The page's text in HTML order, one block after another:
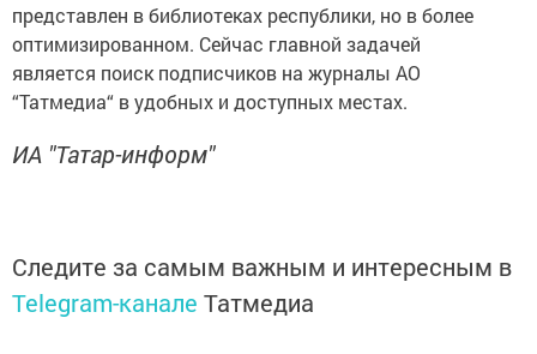
представлен в библиотеках республики, но в более
оптимизированном. Сейчас главной задачей
является поиск подписчиков на журналы АО
“Татмедиа“ в удобных и доступных местах.
ИА "Татар-информ"
Следите за самым важным и интересным в
Telegram-канале Татмедиа